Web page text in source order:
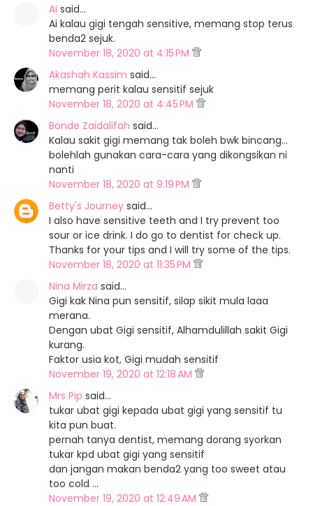
Ai said…
Ai kalau gigi tengah sensitive, memang stop terus
benda2 sejuk.
November 18, 2020 at 4:15 PM
Akashah Kassim said…
memang perit kalau sensitif sejuk
November 18, 2020 at 4:45 PM
Bonde Zaidalifah said…
Kalau sakit gigi memang tak boleh bwk bincang...
bolehlah gunakan cara-cara yang dikongsikan ni
nanti
November 18, 2020 at 9:19 PM
Betty's Journey said…
I also have sensitive teeth and I try prevent too
sour or ice drink. I do go to dentist for check up.
Thanks for your tips and I will try some of the tips.
November 18, 2020 at 11:35 PM
Nina Mirza said…
Gigi kak Nina pun sensitif, silap sikit mula laaa
merana.
Dengan ubat Gigi sensitif, Alhamdulillah sakit Gigi
kurang.
Faktor usia kot, Gigi mudah sensitif
November 19, 2020 at 12:18 AM
Mrs Pip said…
tukar ubat gigi kepada ubat gigi yang sensitif tu
kita pun buat.
pernah tanya dentist, memang dorang syorkan
tukar kpd ubat gigi yang sensitif
dan jangan makan benda2 yang too sweet atau
too cold ...
November 19, 2020 at 12:49 AM